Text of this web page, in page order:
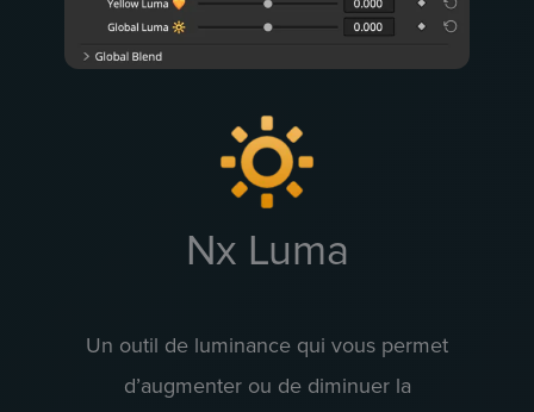
Nx Luma
Un outil de luminance qui vous permet
d’augmenter ou de diminuer la